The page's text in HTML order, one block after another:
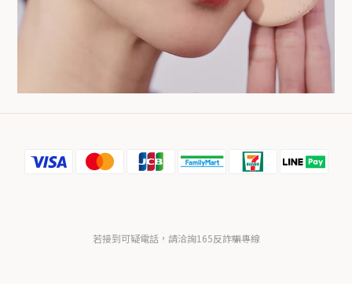
若接到可疑電話，請洽詢165反詐騙專線